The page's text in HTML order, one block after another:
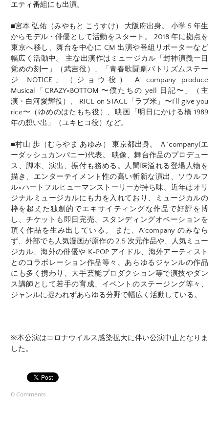
エティ番組にも出演。
■宮本 弘佑（みやもと こうすけ） 大阪府出身。 小学 5 年生
からモデル・俳優として活動をスタート。 2018 年に拠点を
東京へ移し、舞台を中心に CM 出演や番組リポーターなど
幅広く活動中。 主な出演作はミュージカル「封神演義ー目
覚めの刻ー」（武吉役）、「青春歌闘劇バトリズムステー
ジ NOTICE」（ジョウ役） A' company produce
Musical「CRAZY×BOTTOM 〜僕たちの yell 日記〜」（主
演・白河愛輝役）、 RICE on STAGE「ラブ米」〜I‘ll give you
rice〜（ゆめのはたもち役）、映画「明日にかける橋 1989
年の想い出」（ユキヒコ役）など。
■村山 歩（むらやま あゆみ） 東京都出身。 Ａ´company(エ
ーダッシュカンパニー)代表。 映像、舞台作品のプロデュー
ス、脚本、演出、振付も務める。人間味溢れる登場人物を
描き、エンターテイメント性の高い斬新な演出、ソウルフ
ル×ハートフルヒューマンストーリーが持ち味。近年はオリ
ジナルミュージカルにも力を入れており、ミュージカルの
枠を超えた独創的でエキサイティングな作品で好評を博
し、チケットも即日完売、スタンディングオベーションを
頂く作品を生み出している。 また、A´company のみなら
ず、外部でも人気漫画が原作の 2.5 次元作品や、人気ミュー
ジカル、海外の俳優や K-POP アイドル、海外アーティスト
とのコラボレーション作品等々、あらゆるジャンルの作品
にも多く携わり、大手芸能プロダクション等で演技やダン
ス講師として若手の育成、イベントのステージング等々、
ジャンルに捉われずあらゆる分野で幅広く活動している。
※本公演はコロナウイルス感染拡大に伴い公演中止となりま
した。
0 Comments